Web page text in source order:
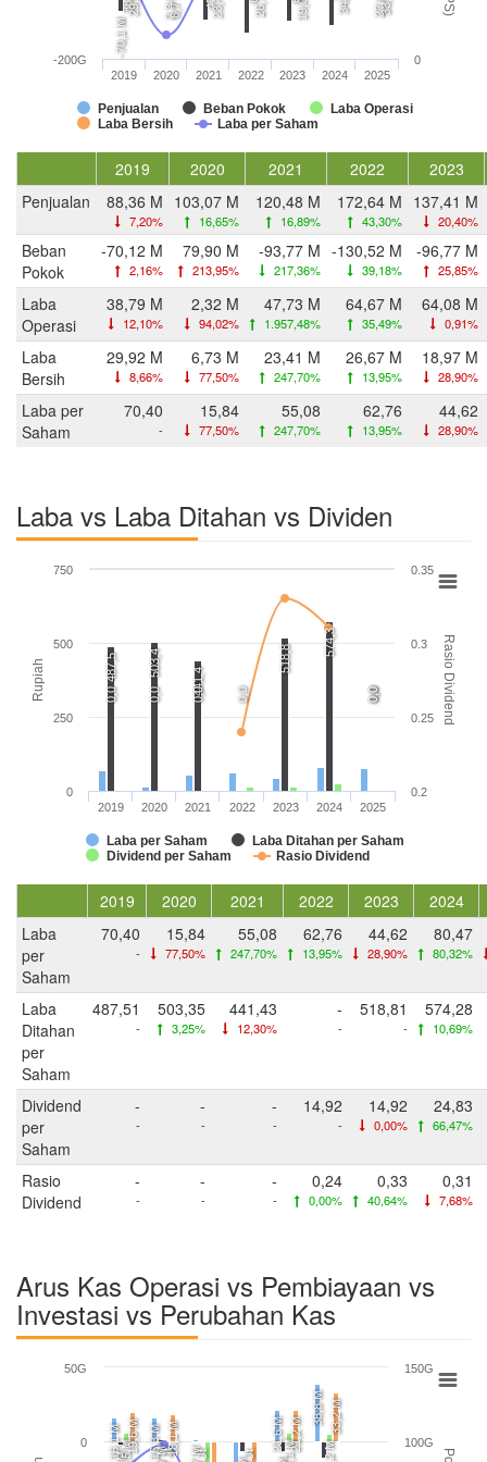
-70,1 M
Penjualan Beban Pokok
Laba Operasi
Laba Bersih
Laba per Saham
2019 2020 2021 2022 2023 2024 2025
-200G 0
2019 2020 2021 2022
2023
Penjualan
88,36 M
7,20%
103,07 M
16,65%
120,48 M
16,89%
172,64 M
43,30%
137,41 M
20,40%
Beban
Pokok
-70,12 M
2,16%
79,90 M
213,95%
-93,77 M
217,36%
-130,52 M
39,18%
-96,77 M
25,85%
Laba
Operasi
38,79 M
12,10%
2,32 M
94,02%
47,73 M
1.957,48%
64,67 M
35,49%
64,08 M
0,91%
Laba
Bersih
29,92 M
8,66%
6,73 M
77,50%
23,41 M
247,70%
26,67 M
13,95%
18,97 M
28,90%
Laba per
Saham
70,40
-
15,84
77,50%
55,08
247,70%
62,76
13,95%
44,62
28,90%
Laba vs Laba Ditahan vs Dividen
Rupiah Rasio Dividend
487,5 503,4
441,4 0,0
518,8
574,3
0,0
0,0 0,0 0,0 0,0
Laba per Saham
Laba Ditahan per Saham
Dividend per Saham
Rasio Dividend
2019 2020 2021 2022 2023 2024 2025
0
250
500
750
0.2
0.25
0.3
0.35
2019 2020 2021 2022 2023
2024
Laba
per
Saham
70,40
-
15,84
77,50%
55,08
247,70%
62,76
13,95%
44,62
28,90%
80,47
80,32%
Laba
Ditahan
per
Saham
487,51
-
503,35
3,25%
441,43
12,30%
-
-
518,81
-
574,28
10,69%
Dividend
per
Saham
-
-
-
-
-
-
14,92
-
14,92
0,00%
24,83
66,47%
Rasio
Dividend
-
-
-
-
-
-
0,24
0,00%
0,33
40,64%
0,31
7,68%
Arus Kas Operasi vs Pembiayaan vs
Investasi vs Perubahan Kas
16,1 M 16,3 M 21,6 M
38,8 M
5,5 M 6,1 M 5,2 M
19,6 M 18,1 M 21,2 M 33,2 M
0
50G
100G
150G